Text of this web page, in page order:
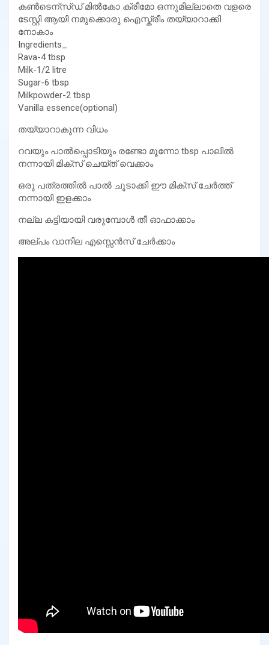
കൺടെന്സ്ഡ് മിൽകോ ക്രീമോ ഒന്നുമില്ലാതെ വളരെ
ടേസ്റ്റി ആയി നമുക്കൊരു ഐസ്ക്രീം തയ്യാറാക്കി
നോകാം
Ingredients_
Rava-4 tbsp
Milk-1/2 litre
Sugar-6 tbsp
Milkpowder-2 tbsp
Vanilla essence(optional)
തയ്യാറാകുന്ന വിധം
റവയും പാൽപ്പൊടിയും രണ്ടോ മൂന്നോ tbsp പാലിൽ
നന്നായി മിക്സ്‌ ചെയ്ത് വെക്കാം
ഒരു പത്രത്തിൽ പാൽ ചൂടാക്കി ഈ മിക്സ്‌ ചേർത്ത്
നന്നായി ഇളക്കാം
നല്ല കട്ടിയായി വരുമ്പോൾ തീ ഓഫാക്കാം
അല്പം വാനില എസ്സെൻസ് ചേർക്കാം